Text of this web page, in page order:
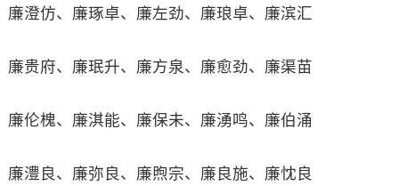
廉澄仿、廉琢卓、廉左劲、廉琅卓、廉滨汇
廉贵府、廉珉升、廉方泉、廉愈劲、廉渠苗
廉伦槐、廉淇能、廉保未、廉湧鸣、廉伯涌
廉澧良、廉弥良、廉煦宗、廉良施、廉忱良